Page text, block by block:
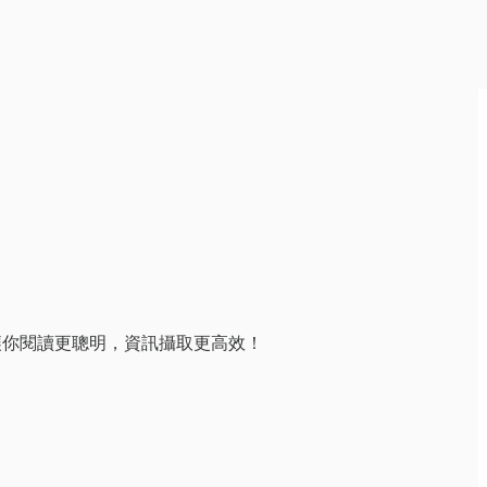
閱讀更聰明，資訊攝取更高效！